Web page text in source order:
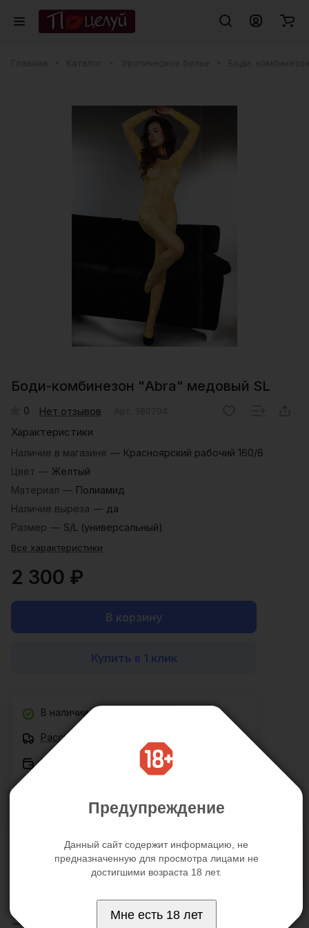
Боди-комбинезон "Abra" медовый SL
0 Нет отзывов
Характеристики
Наличие в магазине — Красноярский рабочий 160/6
Цвет — Желтый
Материал — Полиамид
Наличие выреза — да
Размер — S/L (универсальный)
Все характеристики
2 300 ₽
В корзину
Купить в 1 клик
В наличии
Рассчитать доставку
Нашли дешевле?
Все товары сертифицированы
Цена действительна только для интернет-магазина и
может отличаться от цен в розничных магазинах
Отзывы Характеристики
Предупреждение
Данный сайт содержит информацию, не
предназначенную для просмотра лицами не
достигшими возраста 18 лет.
Мне есть 18 лет